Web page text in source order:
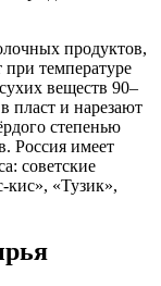
продуктов,
температуре
веществ 90–
пласт и нарезают
степенью
Россия имеет
советские
«Тузик»,